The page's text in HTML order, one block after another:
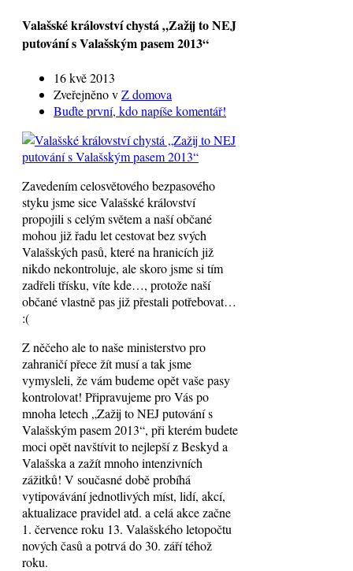
Valašské království chystá „Zažij to NEJ
putování s Valašským pasem 2013“
16 kvě 2013
Zveřejněno vZ domova
Buďte první, kdo napíše komentář!
Zavedením celosvětového bezpasového
styku jsme sice Valašské království
propojili s celým světem a naší občané
mohou již řadu let cestovat bez svých
Valašských pasů, které na hranicích již
nikdo nekontroluje, ale skoro jsme si tím
zadřeli třísku, víte kde…, protože naší
občané vlastně pas již přestali potřebovat…
:(
Z něčeho ale to naše ministerstvo pro
zahraničí přece žít musí a tak jsme
vymysleli, že vám budeme opět vaše pasy
kontrolovat! Připravujeme pro Vás po
mnoha letech „Zažij to NEJ putování s
Valašským pasem 2013“, při kterém budete
moci opět navštívit to nejlepší z Beskyd a
Valašska a zažít mnoho intenzivních
zážitků! V současné době probíhá
vytipovávání jednotlivých míst, lidí, akcí,
aktualizace pravidel atd. a celá akce začne
1. července roku 13. Valašského letopočtu
nových časů a potrvá do 30. září téhož
roku.